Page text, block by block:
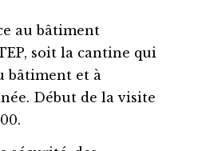
au bâtiment
soit la cantine qui
bâtiment et à
Début de la visite